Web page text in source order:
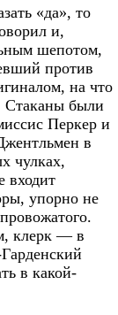
«да», то
и,
шепотом,
против
на что
Стаканы были
Перкер и
в
чулках,
входит
упорно не
клерк — в
в какой-